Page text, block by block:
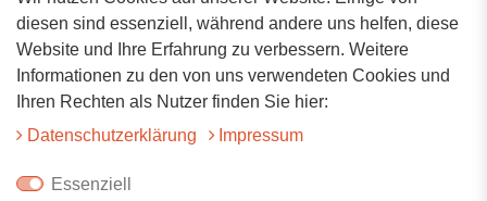
Adresse
Hauptstrasse 34
73117 Wangen
07161-9566068
diesen sind essenziell, während andere uns helfen, diese
Website und Ihre Erfahrung zu verbessern. Weitere
Informationen zu den von uns verwendeten Cookies und
Ihren Rechten als Nutzer finden Sie hier:
Daten­schutz­erklärung
Impressum
Essenziell